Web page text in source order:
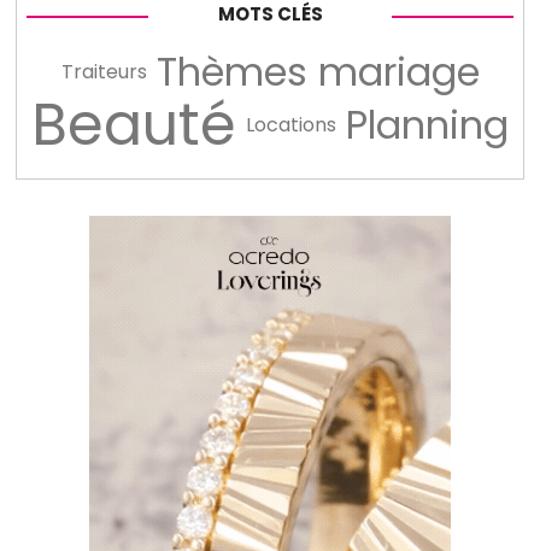
MOTS CLÉS
Traiteurs Thèmes mariage
Beauté Locations Planning